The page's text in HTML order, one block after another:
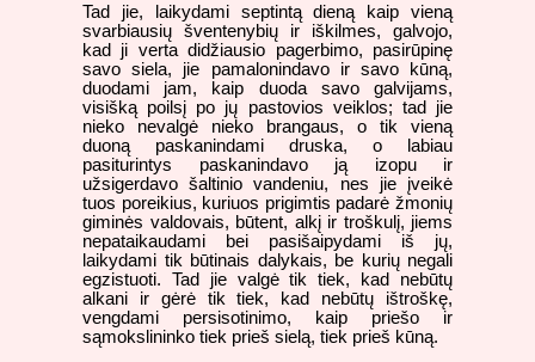
Tad jie, laikydami septintą dieną kaip vieną
svarbiausių šventenybių ir iškilmes, galvojo,
kad ji verta didžiausio pagerbimo, pasirūpinę
savo siela, jie pamalonindavo ir savo kūną,
duodami jam, kaip duoda savo galvijams,
visišką poilsį po jų pastovios veiklos; tad jie
nieko nevalgė nieko brangaus, o tik vieną
duoną paskanindami druska, o labiau
pasiturintys paskanindavo ją izopu ir
užsigerdavo šaltinio vandeniu, nes jie įveikė
tuos poreikius, kuriuos prigimtis padarė žmonių
giminės valdovais, būtent, alkį ir troškulį, jiems
nepataikaudami bei pasišaipydami iš jų,
laikydami tik būtinais dalykais, be kurių negali
egzistuoti. Tad jie valgė tik tiek, kad nebūtų
alkani ir gėrė tik tiek, kad nebūtų ištroškę,
vengdami persisotinimo, kaip priešo ir
sąmokslininko tiek prieš sielą, tiek prieš kūną.